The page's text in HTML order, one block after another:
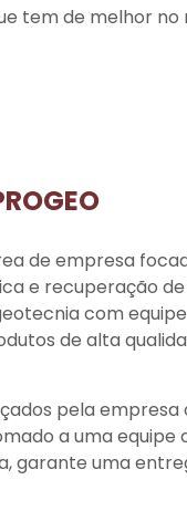
tem de melhor no
de empresa
e recuperação
com
de alta
pela
a uma equipe
garante uma